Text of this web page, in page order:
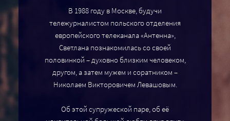
В 1988 году в Москве, будучи
тележурналистом польского отделения
европейского телеканала «Антенна»,
Светлана познакомилась со своей
половинкой – духовно близким человеком,
другом, а затем мужем и соратником –
Николаем Викторовичем Левашовым.
Об этой супружеской паре, об её